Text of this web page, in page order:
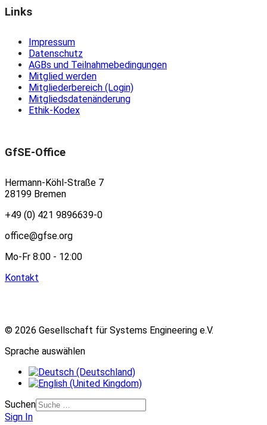
Links
Impressum
Datenschutz
AGBs und Teilnahmebedingungen
Mitglied werden
Mitgliederbereich (Login)
Mitgliedsdatenänderung
Ethik-Kodex
GfSE-Office
Hermann-Köhl-Straße 7
28199 Bremen
+49 (0) 421 9896639-0
office@gfse.org
Mo-Fr 8:00 - 12:00
Kontakt
© 2026 Gesellschaft für Systems Engineering e.V.
Sprache auswählen
Suchen
Sign In